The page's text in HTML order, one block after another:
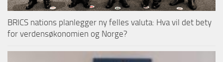
BRICS nations planlegger ny felles valuta: Hva vil det bety
for verdensøkonomien og Norge?